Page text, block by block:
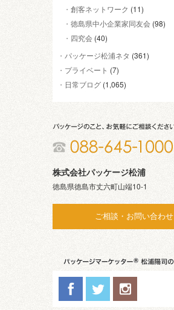
創客ネットワーク (11)
徳島県中小企業家同友会 (98)
四究会 (40)
パッケージ松浦ネタ (361)
プライベート (7)
日常ブログ (1,065)
株式会社パッケージ松浦
徳島県徳島市丈六町山端10-1
ご相談・お問い合わせ